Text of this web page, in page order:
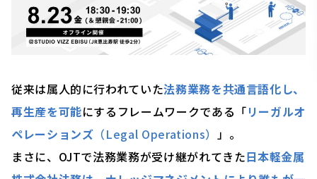
従来は属人的に行われていた法務業務を共通言語化し、
再生産を可能にするフレームワークである「リーガルオ
ペレーションズ （Legal Operations）」 。
まさに、OJTで法務業務が受け継がれてきた日本軽金属